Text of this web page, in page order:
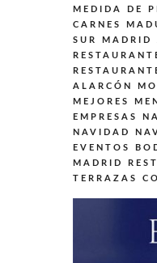
MEDIDA DE
CARNES
SUR MADRID
ALARCÓN
MEJORES
EMPRESAS
NAVIDAD
EVENTOS
MADRID
TERRAZAS